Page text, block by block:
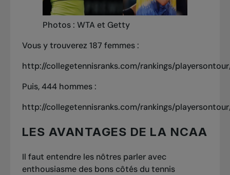
Photos : WTA et Getty
Vous y trouverez 187 femmes :
http://collegetennisranks.com/rankings/
Puis, 444 hommes :
http://collegetennisranks.com/rankings/
LES AVANTAGES DE LA NCAA
Il faut entendre les nôtres parler avec
enthousiasme des bons côtés du tennis